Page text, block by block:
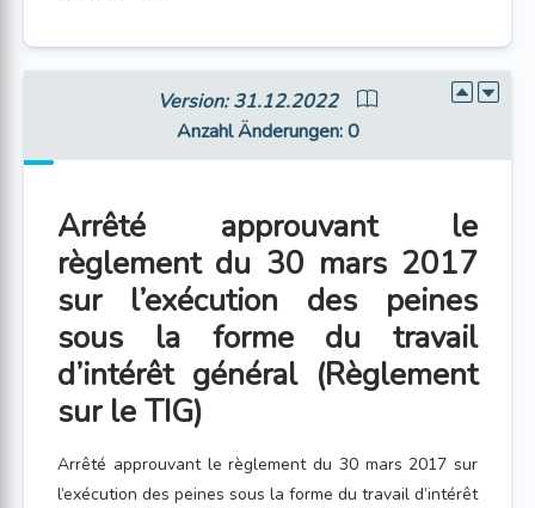
Version: 31.12.2022
Anzahl Änderungen: 0
Arrêté approuvant le
règlement du 30 mars 2017
sur l’exécution des peines
sous la forme du travail
d’intérêt général (Règlement
sur le TIG)
Arrêté approuvant le règlement du 30 mars 2017 sur
l’exécution des peines sous la forme du travail d’intérêt